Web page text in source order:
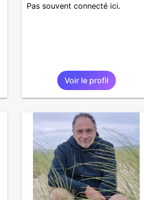
Pas souvent connecté ici.
Voir le profil